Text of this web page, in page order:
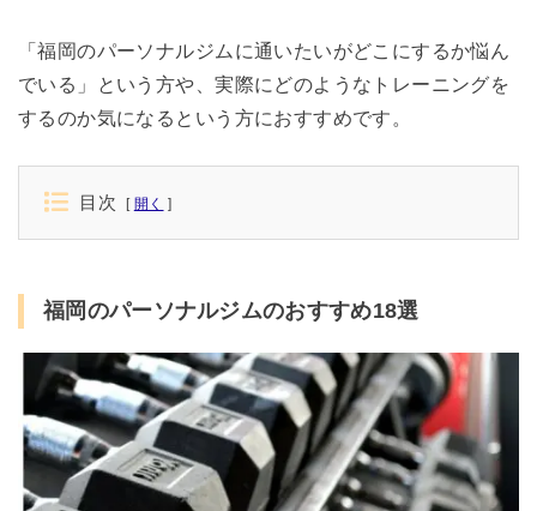
「福岡のパーソナルジムに通いたいがどこにするか悩ん
でいる」という方や、実際にどのようなトレーニングを
するのか気になるという方におすすめです。
目次 開く
福岡のパーソナルジムのおすすめ18選